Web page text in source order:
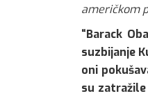
američkom
“Barack
suzbijanje
oni
su